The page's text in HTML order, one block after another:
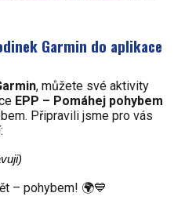
Garmin do aplikace
, můžete své aktivity
EPP – Pomáhej pohybem
Připravili jsme pro vás
– pohybem! 🌍💙